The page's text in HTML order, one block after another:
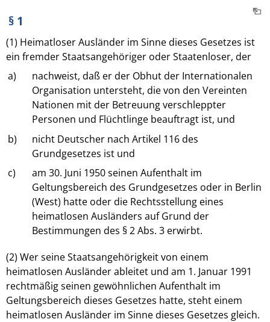
§ 1
(1) Heimatloser Ausländer im Sinne dieses Gesetzes ist
ein fremder Staatsangehöriger oder Staatenloser, der
a)
nachweist, daß er der Obhut der Internationalen
Organisation untersteht, die von den Vereinten
Nationen mit der Betreuung verschleppter
Personen und Flüchtlinge beauftragt ist, und
b)
nicht Deutscher nach Artikel 116 des
Grundgesetzes ist und
c)
am 30. Juni 1950 seinen Aufenthalt im
Geltungsbereich des Grundgesetzes oder in Berlin
(West) hatte oder die Rechtsstellung eines
heimatlosen Ausländers auf Grund der
Bestimmungen des § 2 Abs. 3 erwirbt.
(2) Wer seine Staatsangehörigkeit von einem
heimatlosen Ausländer ableitet und am 1. Januar 1991
rechtmäßig seinen gewöhnlichen Aufenthalt im
Geltungsbereich dieses Gesetzes hatte, steht einem
heimatlosen Ausländer im Sinne dieses Gesetzes gleich.